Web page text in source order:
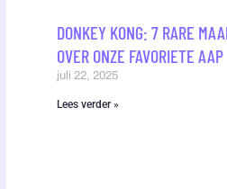
DONKEY KONG: 7 RARE
OVER ONZE FAVORIETE AAP
juli 22, 2025
Lees verder »